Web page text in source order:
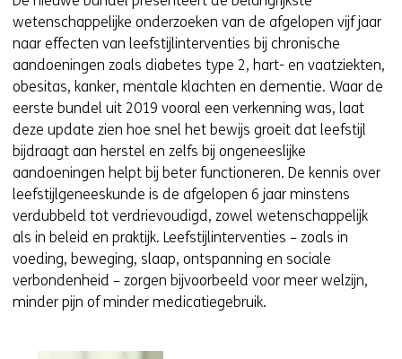
wetenschappelijke onderzoeken van de afgelopen vijf jaar
naar effecten van leefstijlinterventies bij chronische
aandoeningen zoals diabetes type 2, hart- en vaatziekten,
obesitas, kanker, mentale klachten en dementie. Waar de
eerste bundel uit 2019 vooral een verkenning was, laat
deze update zien hoe snel het bewijs groeit dat leefstijl
bijdraagt aan herstel en zelfs bij ongeneeslijke
aandoeningen helpt bij beter functioneren. De kennis over
leefstijlgeneeskunde is de afgelopen 6 jaar minstens
verdubbeld tot verdrievoudigd, zowel wetenschappelijk
als in beleid en praktijk. Leefstijlinterventies – zoals in
voeding, beweging, slaap, ontspanning en sociale
verbondenheid – zorgen bijvoorbeeld voor meer welzijn,
minder pijn of minder medicatiegebruik.